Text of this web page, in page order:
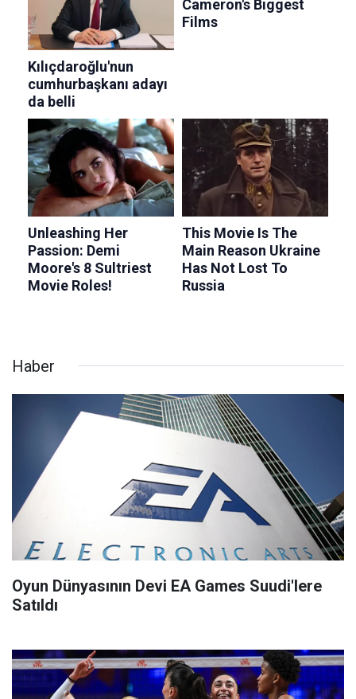
Haber
Oyun Dünyasının Devi EA Games Suudi'lere
Satıldı